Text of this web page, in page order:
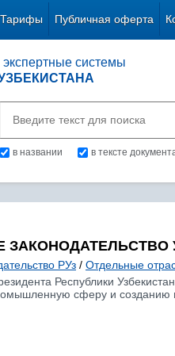
Тарифы Публичная оферта
системы
в названии в тексте
ЗАКОНОДАТЕЛЬСТВО
РУз / Отдельные
Республики
сферу и созданию